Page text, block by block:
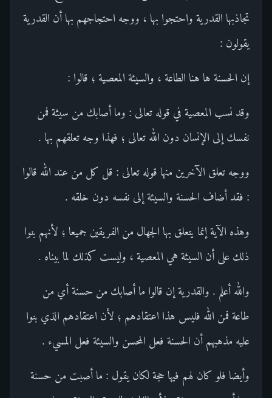
تجاذبها القدرية واحتجوا بها ، ووجه احتجاجهم بها أن القدرية
يقولون :
إن الحسنة ها هنا الطاعة ، والسيئة المعصية ؛ قالوا :
وقد نسب المعصية في قوله تعالى : وما أصابك من سيئة فمن
نفسك إلى الإنسان دون الله تعالى ؛ فهذا وجه تعلقهم بها .
ووجه تعلق الآخرين منها قوله تعالى : قل كل من عند الله قالوا
: فقد أضاف الحسنة والسيئة إلى نفسه دون خلقه .
وهذه الآية إنما يتعلق بها الجهال من الفريقين جميعا ؛ لأنهم بنوا
ذلك على أن السيئة هي المعصية ، وليست كذلك لما بيناه .
والله أعلم . والقدرية إن قالوا ما أصابك من حسنة أي من
طاعة فمن الله فليس هذا اعتقادهم ؛ لأن اعتقادهم الذي بنوا
عليه مذهبهم أن الحسنة فعل المحسن والسيئة فعل المسيء .
وأيضا فلو كان لهم فيها حجة لكان يقول : ما أصبت من حسنة